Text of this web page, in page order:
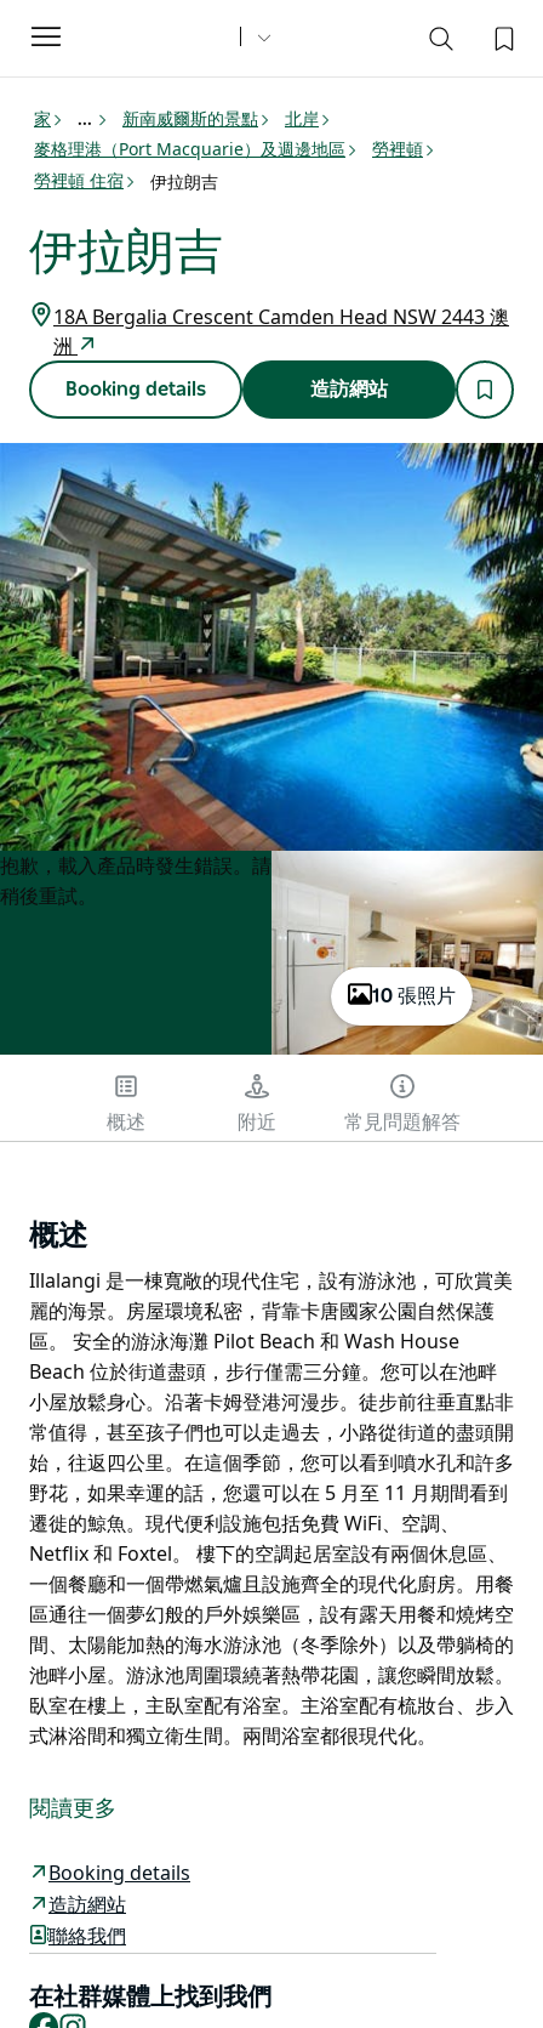
Toggle
navigation
家 ... 新南威爾斯的景點
北岸
麥格理港（Port Macquarie）及週邊地區
勞裡頓
勞裡頓 住宿
伊拉朗吉
伊拉朗吉
18A Bergalia Crescent Camden Head NSW 2443 澳
洲
Booking details 造訪網站
10 張照片
Product
List
Product
List
抱歉，載入產品時發生錯誤。請
稍後重試。
概述 附近 常見問題解答
概述
Illalangi 是一棟寬敞的現代住宅，設有游泳池，可欣賞美
麗的海景。房屋環境私密，背靠卡唐國家公園自然保護
區。 安全的游泳海灘 Pilot Beach 和 Wash House
Beach 位於街道盡頭，步行僅需三分鐘。您可以在池畔
小屋放鬆身心。沿著卡姆登港河漫步。徒步前往垂直點非
常值得，甚至孩子們也可以走過去，小路從街道的盡頭開
始，往返四公里。在這個季節，您可以看到噴水孔和許多
野花，如果幸運的話，您還可以在 5 月至 11 月期間看到
遷徙的鯨魚。現代便利設施包括免費 WiFi、空調、
Netflix 和 Foxtel。 樓下的空調起居室設有兩個休息區、
一個餐廳和一個帶燃氣爐且設施齊全的現代化廚房。用餐
區通往一個夢幻般的戶外娛樂區，設有露天用餐和燒烤空
間、太陽能加熱的海水游泳池（冬季除外）以及帶躺椅的
池畔小屋。游泳池周圍環繞著熱帶花園，讓您瞬間放鬆。
臥室在樓上，主臥室配有浴室。主浴室配有梳妝台、步入
式淋浴間和獨立衛生間。兩間浴室都很現代化。
麗的海景。房屋環境私密，背靠卡唐國家公園自然保護
區。
安全的游泳海灘 Pilot Beach 和 Wash House Beach 位
於街道盡頭，步行僅需三分鐘。您可以在池畔小屋放鬆身
心。沿著卡姆登港河漫步。徒步前往垂直點非常值得，甚
至孩子們也可以走過去，小路從街道的盡頭開始，往返四
公里。在這個季節，您可以看到噴水孔和許多野花，如果
幸運的話，您還可以在 5 月至 11 月期間看到遷徙的鯨
閱讀更多
Booking details
造訪網站
聯絡我們
在社群媒體上找到我們
Facebook